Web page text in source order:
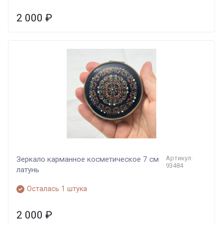
2 000 ₽
Зеркало карманное косметическое 7 см
латунь
Артикул:
93484
Осталась 1 штука
2 000 ₽